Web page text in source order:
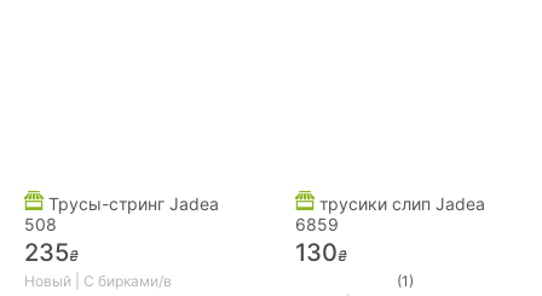
Трусы-стринг Jadea
508
235₴
Новый | С бирками/в
трусики слип Jadea
6859
130₴
(1)